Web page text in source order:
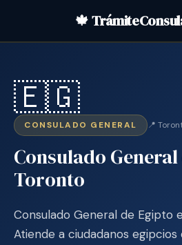
🍁
🇪🇬
CONSULADO GENERAL 📍
Consulado
Toronto
Consulado General de Egipto
Atiende a ciudadanos egipcios